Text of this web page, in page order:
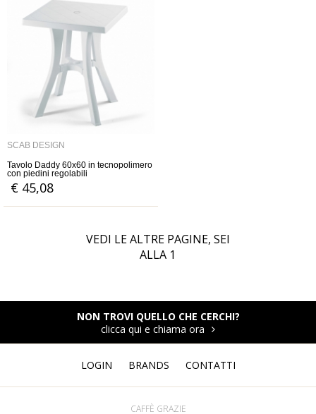
SCAB DESIGN
Tavolo Daddy 60x60 in tecnopolimero
con piedini regolabili
€ 45,08
VEDI LE ALTRE PAGINE, SEI
ALLA 1
NON TROVI QUELLO CHE CERCHI?
clicca qui e chiama ora
LOGIN BRANDS CONTATTI
CAFFÈ GRAZIE